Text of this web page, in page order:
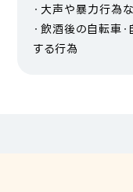
・大声や暴力行為
・飲酒後の自転車
する行為